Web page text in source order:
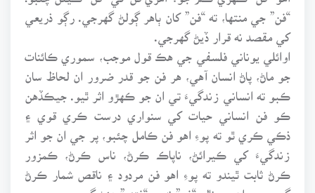
“فن” جي منتها، ته “فن” کان ٻاهر ڳولڻ گهرجي. رڳو ذريعي
کي مقصد نه قرار ڏيڻ گهرجي.
اوائلي يوناني فلسفي جي هڪ قول موجب، سموري ڪائنات
جو ماڻ، پاڻ انسان آهي، هر فن جو قدر ضرور ان لحاظ سان
ڪبو ته انساني زندگيءَ تي ان جو ڪهڙو اثر ٿيو. جيڪڏهن
ڪو فن انساني حيات کي سنواري درست ڪري قوي ۽
ذڪي ڪري ٿو ته پوءِ اهو فن ڪامل چئبو، پر جي ان جو اثر
زندگيءَ کي ڪيرائڻ، ناپاڪ ڪرڻ، ناس ڪرڻ، ڪمزور
ڪرڻ ثابت ٿيندو ته پوءِ اهو فن مردود ۽ ناقص شمار ڪرڻ
گهرجي ۽ ان جو نالو “فن” نه پر “فتنو” هئڻ گهرجي.